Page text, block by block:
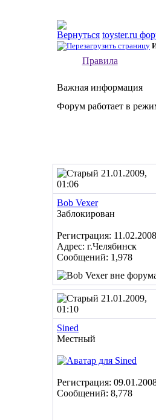
toyster.ru
Правила
Важная информация
Форум работает в
21.01.2009,
01:06
Bob Vexer
Заблокирован
Регистрация: 11.02.2008
Адрес: г.Челябинск
Сообщений: 1,978
21.01.2009,
01:10
Sined
Местный
Регистрация:
Сообщений: 8,778